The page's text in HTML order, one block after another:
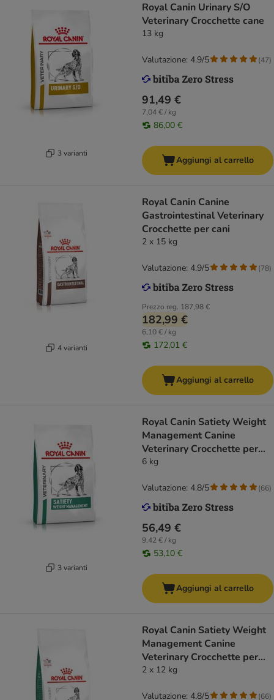
3 varianti
Royal Canin Urinary S/O
Veterinary Crocchette cane
13 kg
91,49 €
7,04 € / kg
86,00 €
Valutazione: 4.9/5 (47)
Aggiungi al carrello
4 varianti
Royal Canin Canine
Gastrointestinal Veterinary
Crocchette per cani
2 x 15 kg
Prezzo reg. 187,98 €
182,99 €
6,10 € / kg
172,01 €
Valutazione: 4.9/5 (78)
Aggiungi al carrello
3 varianti
Royal Canin Satiety Weight
Management Canine
Veterinary Crocchette per
cani
6 kg
56,49 €
9,42 € / kg
53,10 €
Valutazione: 4.8/5 (66)
Aggiungi al carrello
Royal Canin Satiety Weight
Management Canine
Veterinary Crocchette per
cani
2 x 12 kg
Valutazione: 4.8/5 (66)